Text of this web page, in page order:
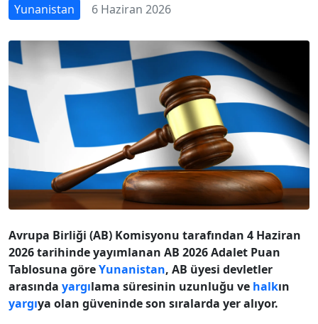
Yunanistan 6 Haziran 2026
Avrupa Birliği (AB) Komisyonu tarafından 4 Haziran
2026 tarihinde yayımlanan AB 2026 Adalet Puan
Tablosuna göreYunanistan, AB üyesi devletler
arasında yargılama süresinin uzunluğu ve halkın
yargıya olan güveninde son sıralarda yer alıyor.